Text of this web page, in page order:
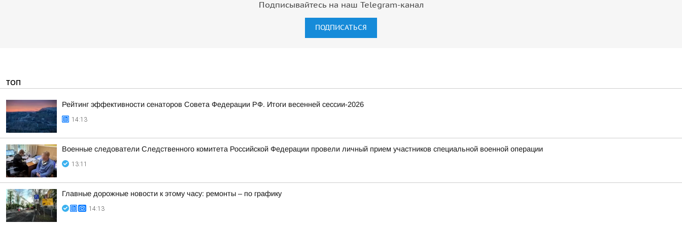
Подписывайтесь на наш Telegram-канал
ПОДПИСАТЬСЯ
ТОП
Рейтинг эффективности сенаторов Совета Федерации РФ. Итоги весенней сессии-2026
14:13
Военные следователи Следственного комитета Российской Федерации провели личный прием участников специальной военной операции
13:11
Главные дорожные новости к этому часу: ремонты – по графику
14:13